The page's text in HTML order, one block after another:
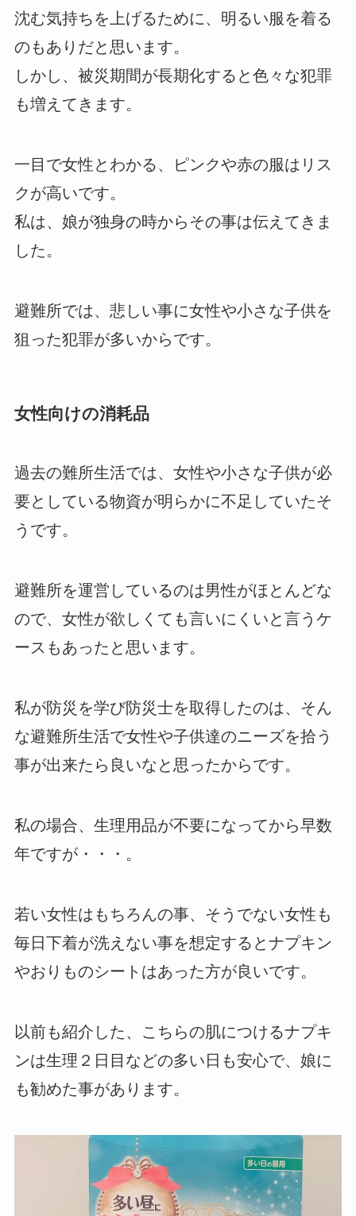
沈む気持ちを上げるために、明るい服を着る
のもありだと思います。
しかし、被災期間が長期化すると色々な犯罪
も増えてきます。
一目で女性とわかる、ピンクや赤の服はリス
クが高いです。
私は、娘が独身の時からその事は伝えてきま
した。
避難所では、悲しい事に女性や小さな子供を
狙った犯罪が多いからです。
女性向けの消耗品
過去の難所生活では、女性や小さな子供が必
要としている物資が明らかに不足していたそ
うです。
避難所を運営しているのは男性がほとんどな
ので、女性が欲しくても言いにくいと言うケ
ースもあったと思います。
私が防災を学び防災士を取得したのは、そん
な避難所生活で女性や子供達のニーズを拾う
事が出来たら良いなと思ったからです。
私の場合、生理用品が不要になってから早数
年ですが・・・。
若い女性はもちろんの事、そうでない女性も
毎日下着が洗えない事を想定するとナプキン
やおりものシートはあった方が良いです。
以前も紹介した、こちらの肌につけるナプキ
ンは生理２日目などの多い日も安心で、娘に
も勧めた事があります。